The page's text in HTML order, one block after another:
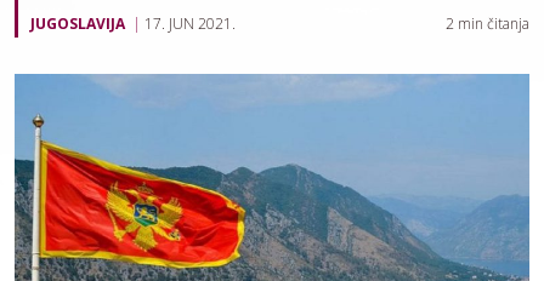
JUGOSLAVIJA 17. JUN 2021. 2 min čitanja